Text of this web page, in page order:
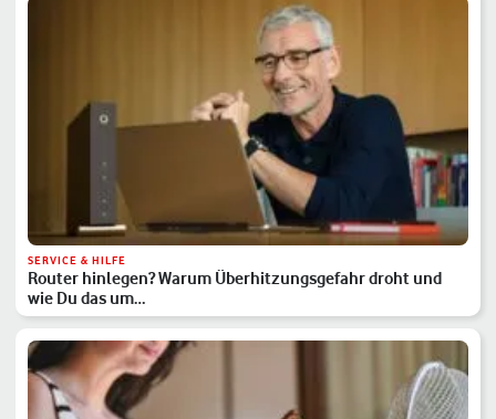
SERVICE & HILFE
Router hinlegen? Warum Überhitzungsgefahr droht und
wie Du das um…